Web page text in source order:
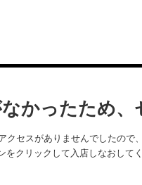
かったため
クセスがありませんでしたので
クリックして入店しなおしてく